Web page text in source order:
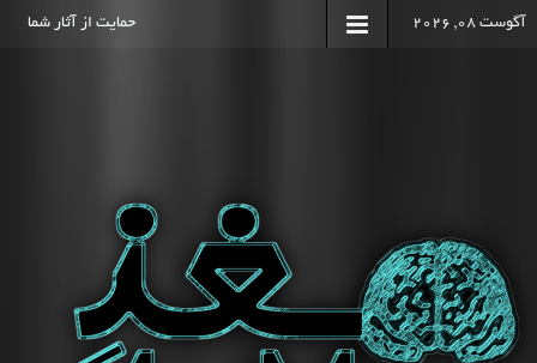
آگوست 08, 2026 حمایت از آثار شما